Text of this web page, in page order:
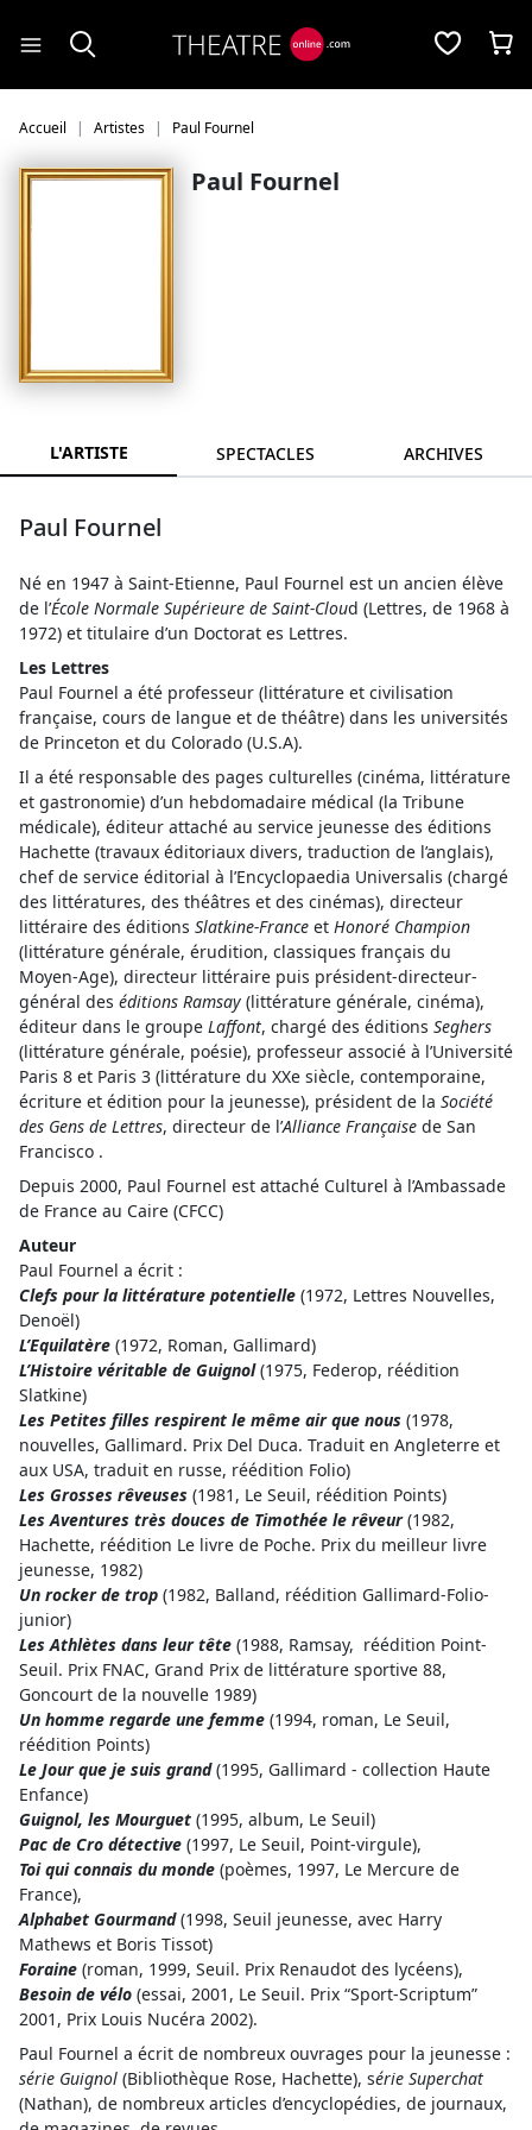
Accueil Artistes Paul Fournel
Paul Fournel
L'ARTISTE SPECTACLES ARCHIVES
Paul Fournel
Né en 1947 à Saint-Etienne, Paul Fournel est un ancien élève
de l’École Normale Supérieure de Saint-Cloud (Lettres, de 1968 à
1972) et titulaire d’un Doctorat es Lettres.
Les Lettres
Paul Fournel a été professeur (littérature et civilisation
française, cours de langue et de théâtre) dans les universités
de Princeton et du Colorado (U.S.A).
Il a été responsable des pages culturelles (cinéma, littérature
et gastronomie) d’un hebdomadaire médical (la Tribune
médicale), éditeur attaché au service jeunesse des éditions
Hachette (travaux éditoriaux divers, traduction de l’anglais),
chef de service éditorial à l’Encyclopaedia Universalis (chargé
des littératures, des théâtres et des cinémas), directeur
littéraire des éditions Slatkine-France et Honoré Champion
(littérature générale, érudition, classiques français du
Moyen-Age), directeur littéraire puis président-directeur-
général des éditions Ramsay (littérature générale, cinéma),
éditeur dans le groupe Laffont, chargé des éditions Seghers
(littérature générale, poésie), professeur associé à l’Université
Paris 8 et Paris 3 (littérature du XXe siècle, contemporaine,
écriture et édition pour la jeunesse), président de la Société
des Gens de Lettres, directeur de l’Alliance Française de San
Francisco .
Depuis 2000, Paul Fournel est attaché Culturel à l’Ambassade
de France au Caire (CFCC)
Auteur
Paul Fournel a écrit :
Clefs pour la littérature potentielle (1972, Lettres Nouvelles,
Denoël)
L’Equilatère (1972, Roman, Gallimard)
L’Histoire véritable de Guignol(1975, Federop, réédition
Slatkine)
Les Petites filles respirent le même air que nous (1978,
nouvelles, Gallimard. Prix Del Duca. Traduit en Angleterre et
aux USA, traduit en russe, réédition Folio)
Les Grosses rêveuses (1981, Le Seuil, réédition Points)
Les Aventures très douces de Timothée le rêveur(1982,
Hachette, réédition Le livre de Poche. Prix du meilleur livre
jeunesse, 1982)
Un rocker de trop (1982, Balland, réédition Gallimard-Folio-
junior)
Les Athlètes dans leur tête (1988, Ramsay, réédition Point-
Seuil. Prix FNAC, Grand Prix de littérature sportive 88,
Goncourt de la nouvelle 1989)
Un homme regarde une femme (1994, roman, Le Seuil,
réédition Points)
Le Jour que je suis grand(1995, Gallimard - collection Haute
Enfance)
Guignol, les Mourguet (1995, album, Le Seuil)
Pac de Cro détective (1997, Le Seuil, Point-virgule),
Toi qui connais du monde (poèmes, 1997, Le Mercure de
France),
Alphabet Gourmand(1998, Seuil jeunesse, avec Harry
Mathews et Boris Tissot)
Foraine (roman, 1999, Seuil. Prix Renaudot des lycéens),
Besoin de vélo (essai, 2001, Le Seuil. Prix “Sport-Scriptum”
2001, Prix Louis Nucéra 2002).
Paul Fournel a écrit de nombreux ouvrages pour la jeunesse :
série Guignol (Bibliothèque Rose, Hachette), série Superchat
(Nathan), de nombreux articles d’encyclopédies, de journaux,